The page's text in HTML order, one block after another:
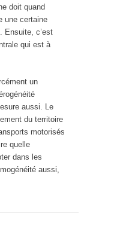
doit quand
une certaine
Ensuite, c’est
qui est à
un
aussi. Le
du territoire
motorisés
quelle
dans les
aussi,